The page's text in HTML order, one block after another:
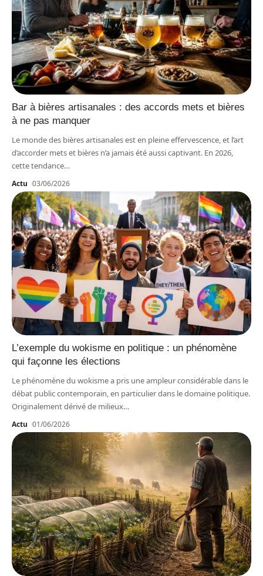
Bar à bières artisanales : des accords mets et bières
à ne pas manquer
Le monde des bières artisanales est en pleine effervescence, et l’art
d’accorder mets et bières n’a jamais été aussi captivant. En 2026,
cette tendance…
Actu 03/06/2026
L’exemple du wokisme en politique : un phénomène
qui façonne les élections
Le phénomène du wokisme a pris une ampleur considérable dans le
débat public contemporain, en particulier dans le domaine politique.
Originalement dérivé de milieux…
Actu 01/06/2026